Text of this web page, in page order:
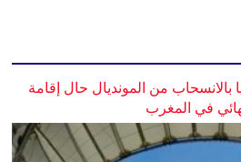
بالانسحاب من المونديال حال إقامة
في المغرب